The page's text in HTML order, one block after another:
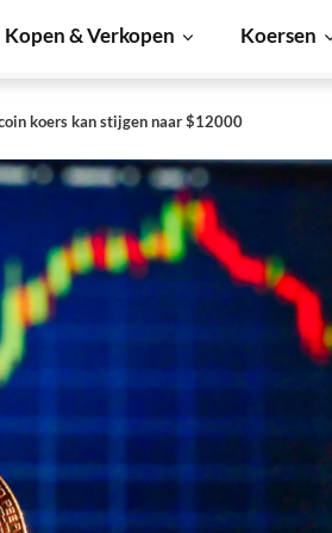
Kopen & Verkopen Koersen
koers kan stijgen naar $12000